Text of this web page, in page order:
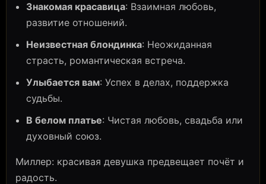
Знакомая красавица: Взаимная любовь,
развитие отношений.
Неизвестная блондинка: Неожиданная
страсть, романтическая встреча.
Улыбается вам: Успех в делах, поддержка
судьбы.
В белом платье: Чистая любовь, свадьба или
духовный союз.
Миллер: красивая девушка предвещает почёт и
радость.